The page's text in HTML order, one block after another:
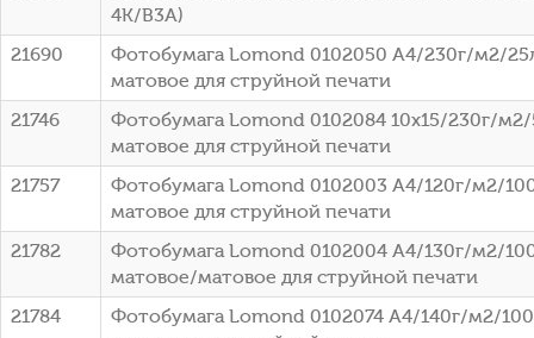
4K/B3A)
21690
Фотобумага Lomond 0102050 A4/230г/м2/
матовое для струйной печати
21746
Фотобумага Lomond 0102084 10x15/230г/
матовое для струйной печати
21757
Фотобумага Lomond 0102003 A4/120г/м2/
матовое для струйной печати
21782
Фотобумага Lomond 0102004 A4/130г/м2/
матовое/матовое для струйной печати
21784
Фотобумага Lomond 0102074 A4/140г/м2/